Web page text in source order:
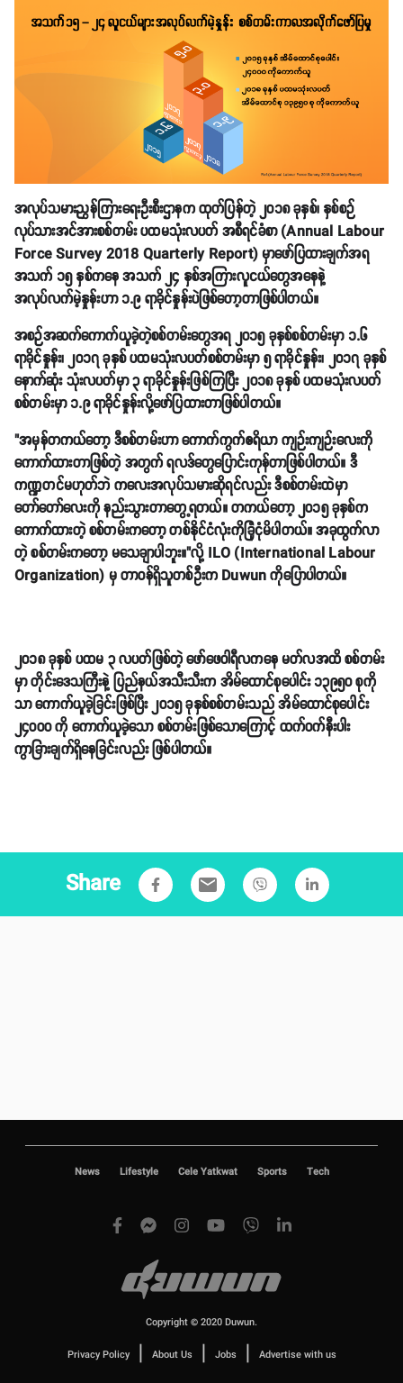
အလုပ်သမားညွှန်ကြားရေးဦးစီးဌာနက ထုတ်ပြန်တဲ့ ၂၀၁၈ ခုနှစ်၊ နှစ်စဉ်
လုပ်သားအင်အားစစ်တမ်း ပထမသုံးလပတ် အစီရင်ခံစာ (Annual Labour
Force Survey 2018 Quarterly Report) မှာဖော်ပြထားချက်အရ
အသက် ၁၅ နှစ်ကနေ အသက် ၂၄ နှစ်အကြားလူငယ်တွေအနေနဲ့
အလုပ်လက်မဲ့နှုန်းဟာ ၁.၉ ရာခိုင်နှုန်းပဲဖြစ်တော့တာဖြစ်ပါတယ်။
အစဉ်အဆက်ကောက်ယူခဲ့တဲ့စစ်တမ်းတွေအရ ၂၀၁၅ ခုနှစ်စစ်တမ်းမှာ ၁.၆
ရာခိုင်နှုန်း၊ ၂၀၁၇ ခုနှစ် ပထမသုံးလပတ်စစ်တမ်းမှာ ၅ ရာခိုင်နှုန်း၊ ၂၀၁၇ ခုနှစ်
နောက်ဆုံး သုံးလပတ်မှာ ၃ ရာခိုင်နှုန်းဖြစ်ကြပြီး ၂၀၁၈ ခုနှစ် ပထမသုံးလပတ်
စစ်တမ်းမှာ ၁.၉ ရာခိုင်နှုန်းလို့ဖော်ပြထားတာဖြစ်ပါတယ်။
"အမှန်တကယ်တော့ ဒီစစ်တမ်းဟာ ကောက်ကွက်ဧရိယာ ကျဉ်းကျဉ်းလေးကို
ကောက်ထားတာဖြစ်တဲ့ အတွက် ရလဒ်တွေပြောင်းကုန်တာဖြစ်ပါတယ်။ ဒီ
ကဏ္ဍတင်မဟုတ်ဘဲ ကလေးအလုပ်သမားဆိုရင်လည်း ဒီစစ်တမ်းထဲမှာ
တော်တော်လေးကို နည်းသွားတာတွေ့ရတယ်။ တကယ်တော့ ၂၀၁၅ ခုနှစ်က
ကောက်ထားတဲ့ စစ်တမ်းကတော့ တစ်နိုင်ငံလုံးကိုခြုံငုံမိပါတယ်။ အခုထွက်လာ
တဲ့ စစ်တမ်းကတော့ မသေချာပါဘူး။"လို့ ILO (International Labour
Organization) မှတာဝန်ရှိသူတစ်ဦးက Duwun ကိုပြောပါတယ်။
၂၀၁၈ ခုနှစ် ပထမ ၃ လပတ်ဖြစ်တဲ့ ဖော်ဖေဝါရီလကနေ မတ်လအထိ စစ်တမ်း
မှာ တိုင်းဒေသကြီးနဲ့ ပြည်နယ်အသီးသီးက အိမ်ထောင်စုပေါင်း ၁၃၉၅၀ စုကို
သာ ကောက်ယူခဲ့ခြင်းဖြစ်ပြီး ၂၀၁၅ ခုနှစ်စစ်တမ်းသည် အိမ်ထောင်စုပေါင်း
၂၄၀၀၀ ကို ကောက်ယူခဲ့သော စစ်တမ်းဖြစ်သောကြောင့် ထက်ဝက်နီးပါး
ကွာခြားချက်ရှိနေခြင်းလည်း ဖြစ်ပါတယ်။
Share email
News Lifestyle Cele Yatkwat Sports Tech
Copyright © 2020 Duwun.
Privacy Policy | About Us | Jobs | Advertise with us